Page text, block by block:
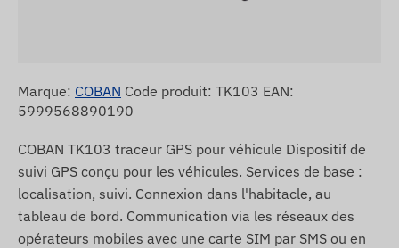
Marque: COBAN Code produit: TK103 EAN:
5999568890190
COBAN TK103 traceur GPS pour véhicule Dispositif de
suivi GPS conçu pour les véhicules. Services de base :
localisation, suivi. Connexion dans l'habitacle, au
tableau de bord. Communication via les réseaux des
opérateurs mobiles avec une carte SIM par SMS ou en